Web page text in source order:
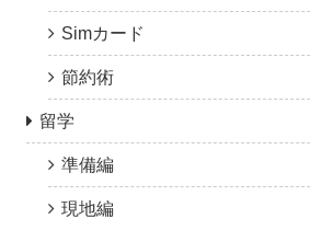
Simカード
節約術
留学
準備編
現地編